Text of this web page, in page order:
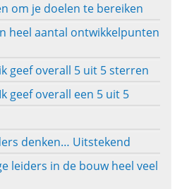
om je doelen te bereiken
heel aantal ontwikkelpunten
geef overall 5 uit 5 sterren
geef overall een 5 uit 5
denken… Uitstekend
leiders in de bouw heel veel